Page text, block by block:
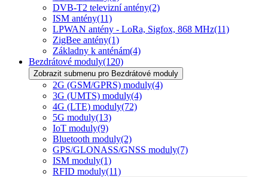
DVB-T2 televizní antény(2)
ISM antény(11)
LPWAN antény - LoRa, Sigfox, 868 MHz(11)
ZigBee antény(1)
Základny k anténám(4)
Bezdrátové moduly(120)
Zobrazit submenu pro Bezdrátové moduly
2G (GSM/GPRS) moduly(4)
3G (UMTS) moduly(4)
4G (LTE) moduly(72)
5G moduly(13)
IoT moduly(9)
Bluetooth moduly(2)
GPS/GLONASS/GNSS moduly(7)
ISM moduly(1)
RFID moduly(11)